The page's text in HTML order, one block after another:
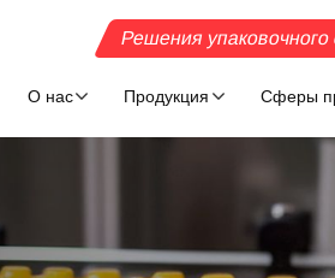
Решения упаковочного
О нас Продукция Сферы